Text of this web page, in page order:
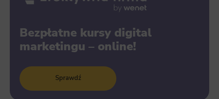
Bezpłatne kursy digital
marketingu – online!
Sprawdź